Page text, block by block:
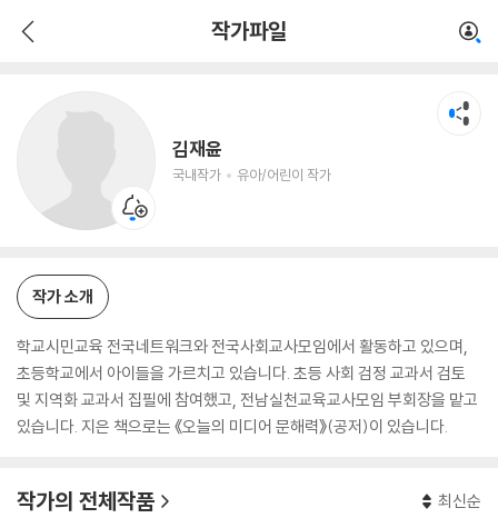
작가파일
김재윤
국내작가 유아/어린이 작가
유아/어린이 작가
작가 소개
학교시민교육 전국네트워크와 전국사회교사모임에서 활동하고 있으며,
초등학교에서 아이들을 가르치고 있습니다. 초등 사회 검정 교과서 검토
및 지역화 교과서 집필에 참여했고, 전남실천교육교사모임 부회장을 맡고
있습니다. 지은 책으로는 《오늘의 미디어 문해력》(공저)이 있습니다.
작가의 전체작품 최신순